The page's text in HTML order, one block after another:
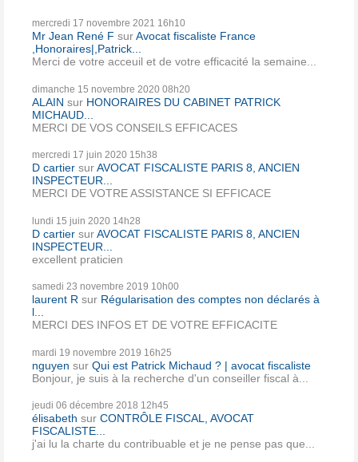
mercredi 17 novembre 2021 16h10
Mr Jean René F surAvocat fiscaliste France
,Honoraires|,Patrick...
Merci de votre acceuil et de votre efficacité la semaine...
dimanche 15 novembre 2020 08h20
ALAIN sur HONORAIRES DU CABINET PATRICK
MICHAUD...
MERCI DE VOS CONSEILS EFFICACES
mercredi 17 juin 2020 15h38
D cartier surAVOCAT FISCALISTE PARIS 8, ANCIEN
INSPECTEUR...
MERCI DE VOTRE ASSISTANCE SI EFFICACE
lundi 15 juin 2020 14h28
D cartier surAVOCAT FISCALISTE PARIS 8, ANCIEN
INSPECTEUR...
excellent praticien
samedi 23 novembre 2019 10h00
laurent R sur Régularisation des comptes non déclarés à
l...
MERCI DES INFOS ET DE VOTRE EFFICACITE
mardi 19 novembre 2019 16h25
nguyen sur Qui est Patrick Michaud ? | avocat fiscaliste
Bonjour, je suis à la recherche d'un conseiller fiscal à...
jeudi 06 décembre 2018 12h45
élisabeth sur CONTRÔLE FISCAL, AVOCAT
FISCALISTE...
j'ai lu la charte du contribuable et je ne pense pas que...